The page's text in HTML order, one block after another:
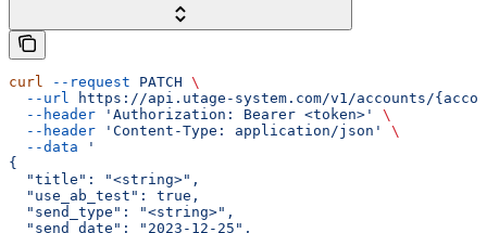
curl --request PATCH \
  --url
https://api.utage-system.com/v1/accounts/
  --header
'Authorization: Bearer <token>'
\
  --header
'Content-Type: application/json'
\
  --data
'
{
  "title": "<string>",
  "use_ab_test": true,
  "send_type": "<string>",
  "send_date": "2023-12-25",